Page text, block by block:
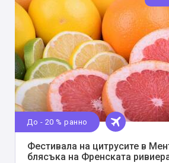
До - 20 % ранно
Фестивала на цитрусите в
блясъка на Френската